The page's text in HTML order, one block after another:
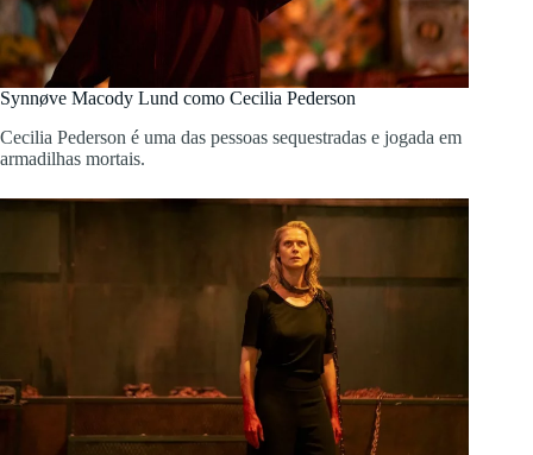
Synnøve Macody Lund como Cecilia Pederson
Cecilia Pederson é uma das pessoas sequestradas e jogada em
armadilhas mortais.